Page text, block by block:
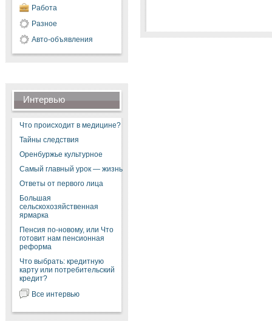
Работа
Разное
Авто-объявления
Интервью
Что происходит в медицине?
Тайны следствия
Оренбуржье культурное
Самый главный урок — жизнь
Ответы от первого лица
Большая
сельскохозяйственная
ярмарка
Пенсия по-новому, или Что
готовит нам пенсионная
реформа
Что выбрать: кредитную
карту или потребительский
кредит?
Все интервью